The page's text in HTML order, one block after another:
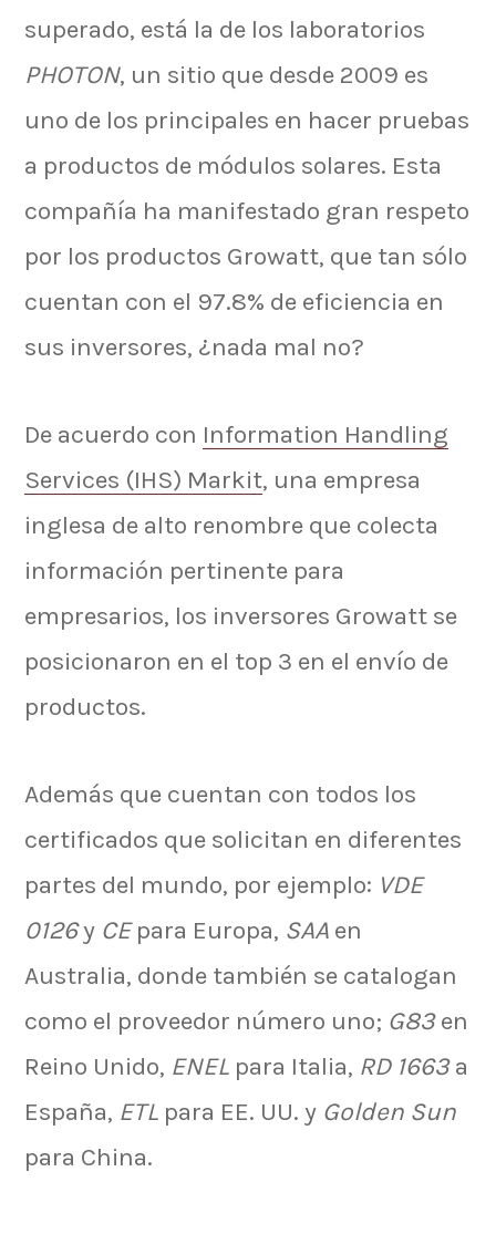
superado, está la de los laboratorios
PHOTON, un sitio que desde 2009 es
uno de los principales en hacer pruebas
a productos de módulos solares. Esta
compañía ha manifestado gran respeto
por los productos Growatt, que tan sólo
cuentan con el 97.8% de eficiencia en
sus inversores, ¿nada mal no?
De acuerdo con Information Handling
Services (IHS) Markit, una empresa
inglesa de alto renombre que colecta
información pertinente para
empresarios, los inversores Growatt se
posicionaron en el top 3 en el envío de
productos.
Además que cuentan con todos los
certificados que solicitan en diferentes
partes del mundo, por ejemplo: VDE
0126y CEpara Europa, SAA en
Australia, donde también se catalogan
como el proveedor número uno; G83en
Reino Unido, ENEL para Italia, RD 1663a
España, ETL para EE. UU. y Golden Sun
para China.